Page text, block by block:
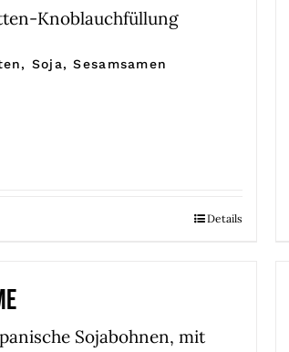
Knoblauchfüllung
Soja, Sesamsamen
Details
Sojabohnen, mit